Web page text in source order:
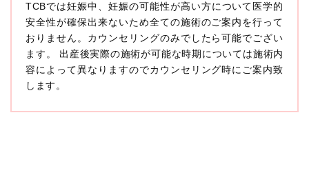
本プライバシーポリシーにおいて「個人情報」とは、生
存する個人に関する情報であって、当該情報に含まれる
氏名、生年月日その他の記述等により特定の個人を識別
できるもの又は個人識別符号（個人情報保護委員会の政
令に準じます。）が含まれるものをいいます。
収集した患者様に関する情報には、単独のままでは特定
の個人を識別できない情報もありますが、他の情報と組
み合わせることにより特定の個人を識別できる場合、か
に扱うものとします。
TCBでは妊娠中、妊娠の可能性が高い方について医学的
安全性が確保出来ないため全ての施術のご案内を行って
おりません。カウンセリングのみでしたら可能でござい
ます。 出産後実際の施術が可能な時期については施術内
容によって異なりますのでカウンセリング時にご案内致
します。